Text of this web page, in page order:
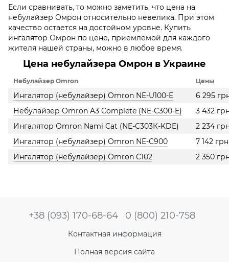
Если сравнивать, то можно заметить, что цена на
небулайзер Омрон относительно невелика. При этом
качество остается на достойном уровне. Купить
ингалятор Омрон по цене, приемлемой для каждого
жителя нашей страны, можно в любое время.
Цена небулайзера Омрон в Украине
Небулайзер Оmron Цены
Ингалятор (небулайзер) Omron NE-U100-Е
6 295
Небулайзер Omron A3 Complete (NE-C300-E)
3 432
Ингалятор Omron Nami Cat (NE-C303К-KDE)
2 234
Ингалятор (небулайзер) Omron NE-C900
7 142 грн
Ингалятор (небулайзер) Omron C102
2 350
+38 (093) 170-68-64 0 (800) 210-758
Контактная информация
Полная версия сайта